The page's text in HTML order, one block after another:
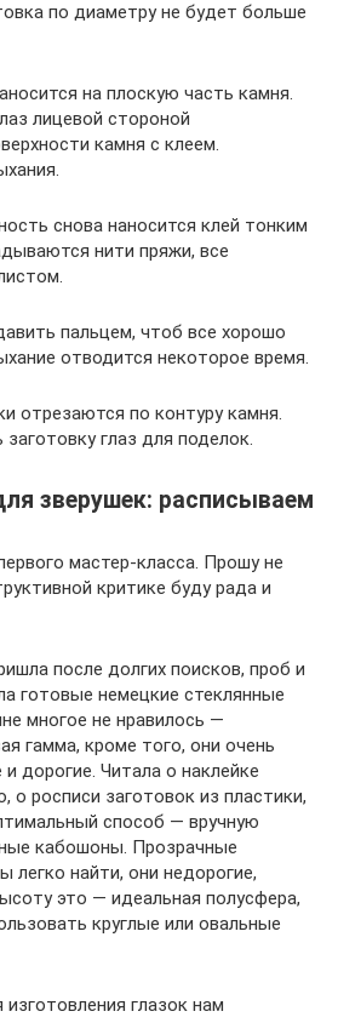
по диаметру не будет больше
на плоскую часть камня.
лицевой стороной
камня с клеем.
снова наносится клей тонким
нити пряжи, все
пальцем, чтоб все хорошо
отводится некоторое время.
отрезаются по контуру камня.
глаз для поделок.
зверушек: расписываем
мастер-класса. Прошу не
критике буду рада и
после долгих поисков, проб и
готовые немецкие стеклянные
многое не нравилось —
гамма, кроме того, они очень
дорогие. Читала о наклейке
о росписи заготовок из пластики,
способ — вручную
кабошоны. Прозрачные
легко найти, они недорогие,
это — идеальная полусфера,
круглые или овальные
глазок нам